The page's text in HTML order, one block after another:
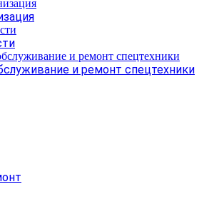
и ремонт спецтехники